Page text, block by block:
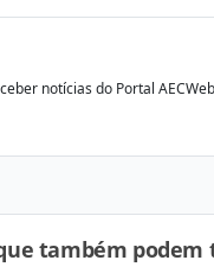
notícias do Portal AECWeb
também podem